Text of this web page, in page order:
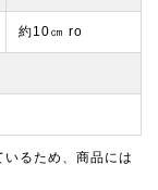
約10㎝ ro
るため、商品には